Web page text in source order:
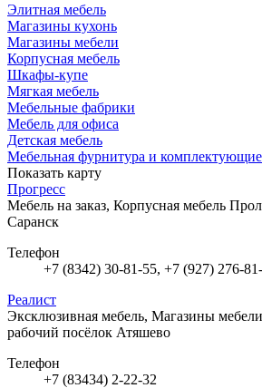
Элитная мебель
Магазины кухонь
Магазины мебели
Корпусная мебель
Шкафы-купе
Мягкая мебель
Мебельные фабрики
Мебель для офиса
Детская мебель
Мебельная фурнитура и комплектующие
Показать карту
Прогресс
Мебель на заказ, Корпусная мебель
Саранск
Телефон
+7 (8342) 30-81-55, +7 (927) 276-
Реалист
Эксклюзивная мебель, Магазины мебели
рабочий посёлок Атяшево
Телефон
+7 (83434) 2-22-32